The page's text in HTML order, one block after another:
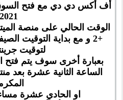
2021
الوقت الحالي على منصة
+2 و مع بداية التوقيت
لتوقيت
بعبارة أخرى سوف يتم فتح
الساعة الثانية عشرة بعد
او الحادي عشرة